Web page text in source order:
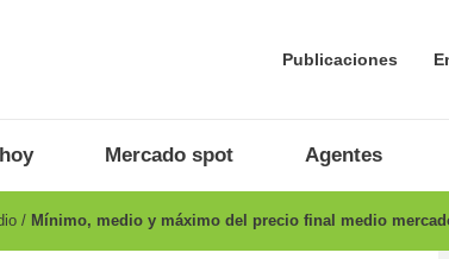
Publicaciones
Mercado spot Agentes
Mínimo, medio y máximo del precio final medio